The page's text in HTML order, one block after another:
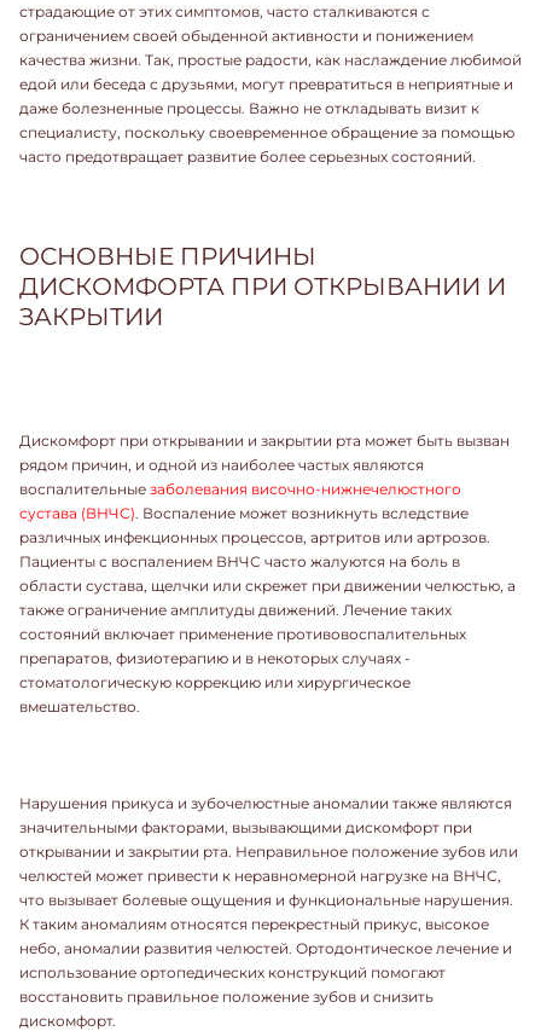
страдающие от этих симптомов, часто сталкиваются с
ограничением своей обыденной активности и понижением
качества жизни. Так, простые радости, как наслаждение любимой
едой или беседа с друзьями, могут превратиться в неприятные и
даже болезненные процессы. Важно не откладывать визит к
специалисту, поскольку своевременное обращение за помощью
часто предотвращает развитие более серьезных состояний.
ОСНОВНЫЕ ПРИЧИНЫ
ДИСКОМФОРТА ПРИ ОТКРЫВАНИИ И
ЗАКРЫТИИ
Дискомфорт при открывании и закрытии рта может быть вызван
рядом причин, и одной из наиболее частых являются
воспалительные заболевания височно-нижнечелюстного
сустава (ВНЧС). Воспаление может возникнуть вследствие
различных инфекционных процессов, артритов или артрозов.
Пациенты с воспалением ВНЧС часто жалуются на боль в
области сустава, щелчки или скрежет при движении челюстью, а
также ограничение амплитуды движений. Лечение таких
состояний включает применение противовоспалительных
препаратов, физиотерапию и в некоторых случаях -
стоматологическую коррекцию или хирургическое
вмешательство.
Нарушения прикуса и зубочелюстные аномалии также являются
значительными факторами, вызывающими дискомфорт при
открывании и закрытии рта. Неправильное положение зубов или
челюстей может привести к неравномерной нагрузке на ВНЧС,
что вызывает болевые ощущения и функциональные нарушения.
К таким аномалиям относятся перекрестный прикус, высокое
небо, аномалии развития челюстей. Ортодонтическое лечение и
использование ортопедических конструкций помогают
восстановить правильное положение зубов и снизить
дискомфорт.